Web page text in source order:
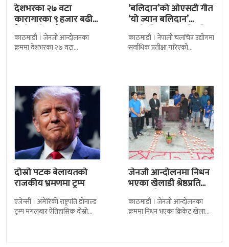
देशभरका २७ वटा
कारागारका ९ हजार बढी
कैदीबन्दी अझै फरार
काठमाडौं । जेनजी आन्दोलनका
क्रममा देशभरका २७ वटा
‘बलिदान’को ओएसटी गीत
‘यो ज्यान बलिदान’
सार्वजनिक, मातृभूमिप्रति
पुत्रको भावनात्मक…
काठमाडौं । नेपाली चलचित्र उद्योगमा
सर्वाधिक प्रतीक्षा गरिएको
दोस्रो पटक बेलायतको
राजकीय भ्रमणमा ट्रम्प
एजेन्सी । अमेरिकी राष्ट्रपति डोनाल्ड
ट्रम्प मंगलबार ऐतिहासिक दोस्रो
बेलायत सरकारले
जेनजी आन्दोलनमा निधन
भएका खेलाडी श्रेष्ठप्रति
श्रद्धाञ्जली
काठमाडौं । जेनजी आन्दोलनका
क्रममा निधन भएका क्रिकेट खेलाडी
त्रिपुरेश्वरस्थीत राष्ट्रिय खेलकुद